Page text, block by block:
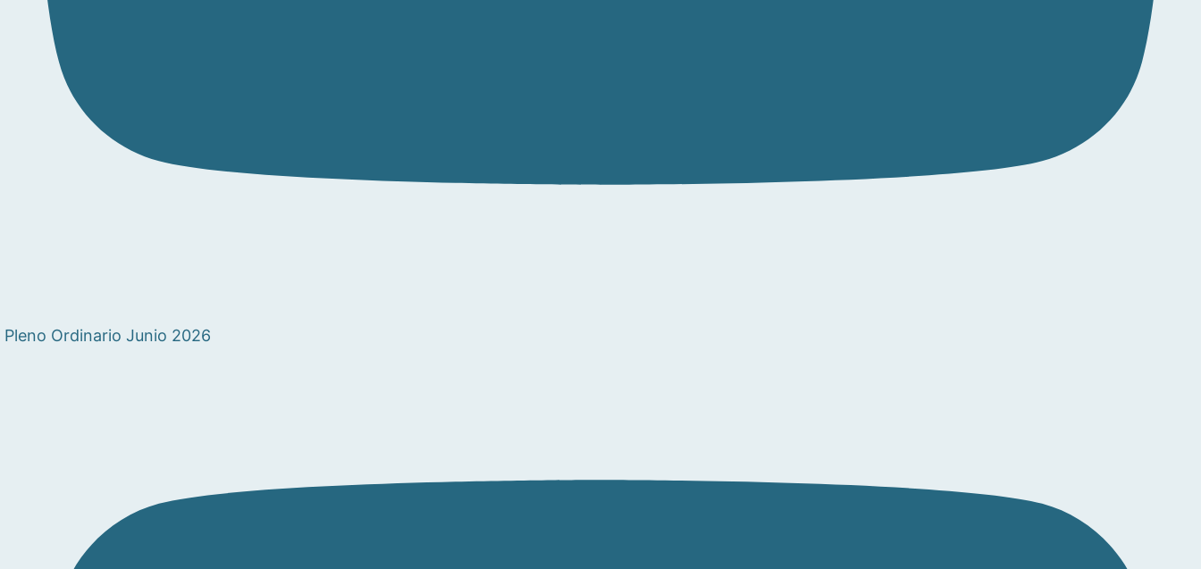
Pleno Ordinario Junio 2026